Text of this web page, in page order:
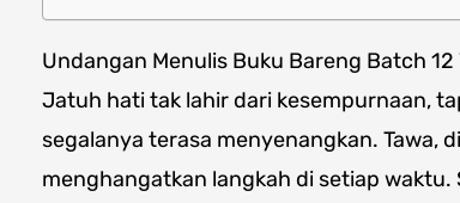
Undangan Menulis Buku Bareng Batch
Jatuh hati tak lahir dari kesempurnaan,
segalanya terasa menyenangkan. Tawa,
menghangatkan langkah di setiap waktu.